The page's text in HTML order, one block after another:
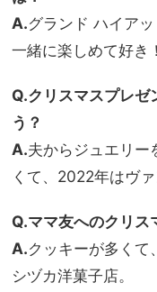
A.グランド ハイア
一緒に楽しめて好き！
Q.クリスマスプレゼ
う？
A.夫からジュエリー
くて、2022年はヴ
Q.ママ友へのクリス
A.クッキーが多くて
シヅカ洋菓子店。